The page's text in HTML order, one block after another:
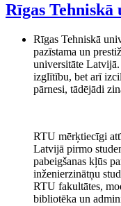
Rīgas Tehniskā
Rīgas Tehniskā
pazīstama un
universitāte
izglītību, bet arī
pārnesi, tādējādi
RTU mērķtiecīgi
Latvijā pirmo
pabeigšanas kļūs
inženierzinātņu
RTU fakultātes,
bibliotēka un